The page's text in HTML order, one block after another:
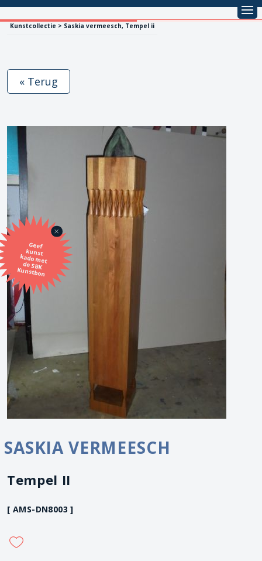
Kunstcollectie > Saskia vermeesch, Tempel ii
Geef
kunst
kado met
de SBK
Kunstbon
« Terug
SASKIA VERMEESCH
Tempel II
[ AMS-DN8003 ]